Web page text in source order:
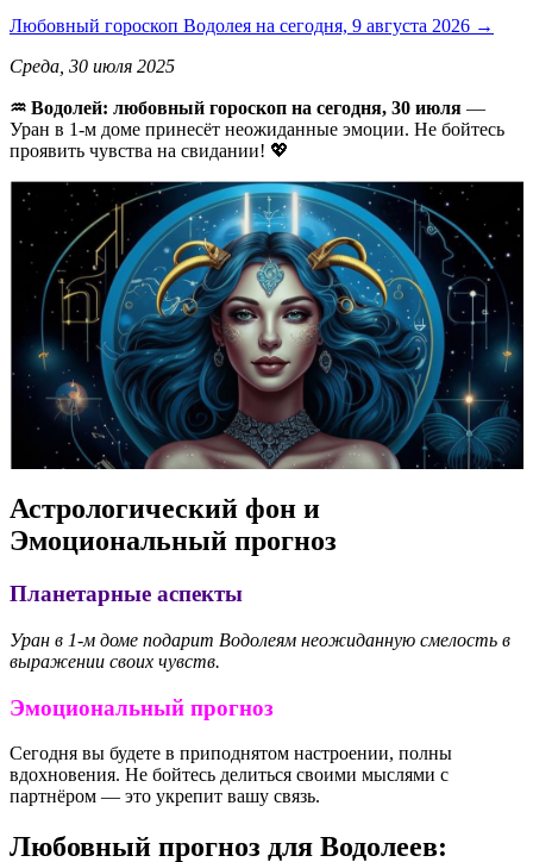
Любовный гороскоп Водолея на сегодня, 9 августа 2026 →
Среда, 30 июля 2025
♒ Водолей: любовный гороскоп на сегодня, 30 июля —
Уран в 1-м доме принесёт неожиданные эмоции. Не бойтесь
проявить чувства на свидании! 💖
Астрологический фон и
Эмоциональный прогноз
Планетарные аспекты
Уран в 1-м доме подарит Водолеям неожиданную смелость в
выражении своих чувств.
Эмоциональный прогноз
Сегодня вы будете в приподнятом настроении, полны
вдохновения. Не бойтесь делиться своими мыслями с
партнёром — это укрепит вашу связь.
Любовный прогноз для Водолеев: